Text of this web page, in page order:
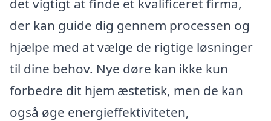
det vigtigt at finde et kvalificeret firma,
der kan guide dig gennem processen og
hjælpe med at vælge de rigtige løsninger
til dine behov. Nye døre kan ikke kun
forbedre dit hjem æstetisk, men de kan
også øge energieffektiviteten,